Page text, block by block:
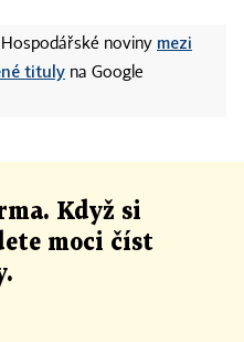
noviny mezi
tituly na Google
Když si
moci číst
.